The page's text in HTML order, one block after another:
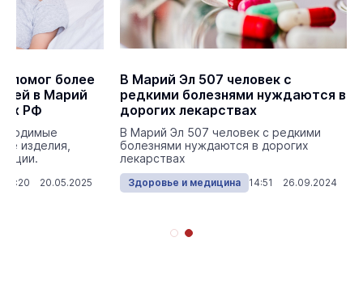
помог более
в Марий
РФ
изделия,
11:20 20.05.2025
В Марий Эл 507 человек с
редкими болезнями нуждаются в
дорогих лекарствах
В Марий Эл 507 человек с редкими
болезнями нуждаются в дорогих
лекарствах
Здоровье и медицина 14:51 26.09.2024